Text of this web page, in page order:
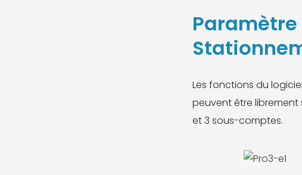
Paramètre
Les fonctions du
peuvent être librement
et 3 sous-comptes.